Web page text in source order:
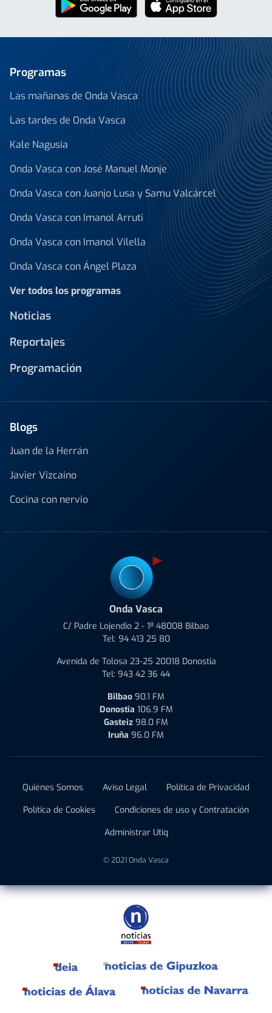
Programas
Las mañanas de Onda Vasca
Las tardes de Onda Vasca
Kale Nagusia
Onda Vasca con José Manuel Monje
Onda Vasca con Juanjo Lusa y Samu Valcárcel
Onda Vasca con Imanol Arruti
Onda Vasca con Imanol Vilella
Onda Vasca con Ángel Plaza
Ver todos los programas
Noticias
Reportajes
Programación
Blogs
Juan de la Herrán
Javier Vizcaino
Cocina con nervio
Onda Vasca
C/ Padre Lojendio 2 - 1º 48008 Bilbao
Tel: 94 413 25 80
Avenida de Tolosa 23-25 20018 Donostia
Tel: 943 42 36 44
Bilbao 90.1 FM
Donostia 106.9 FM
Gasteiz 98.0 FM
Iruña 96.0 FM
Quiénes Somos Aviso Legal
Política de Privacidad
Política de Cookies
Condiciones de uso y Contratación
Administrar Utiq
© 2021 Onda Vasca